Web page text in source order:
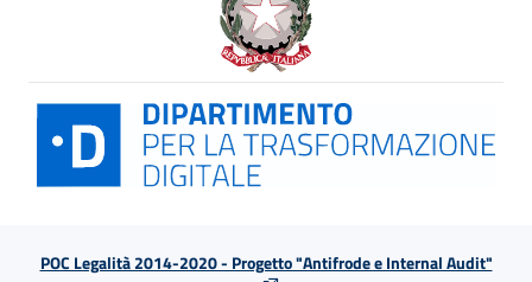
POC Legalità 2014-2020 - Progetto "Antifrode e Internal Audit"